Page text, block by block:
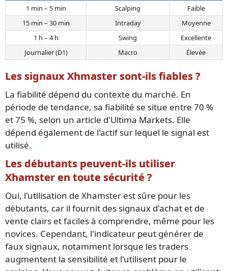
1 min – 5 min
Scalping
Faible
15 min – 30 min
Intraday
Moyenne
1 h – 4 h
Swing
Excellente
Journalier (D1)
Macro Élevée
Les signaux Xhmaster sont-ils fiables ?
La fiabilité dépend du contexte du marché. En
période de tendance, sa fiabilité se situe entre 70 %
et 75 %, selon un article d'Ultima Markets. Elle
dépend également de l'actif sur lequel le signal est
utilisé.
Les débutants peuvent-ils utiliser
Xhamster en toute sécurité ?
Oui, l'utilisation de Xhamster est sûre pour les
débutants, car il fournit des signaux d'achat et de
vente clairs et faciles à comprendre, même pour les
novices. Cependant, l'indicateur peut générer de
faux signaux, notamment lorsque les traders
augmentent la sensibilité et l'utilisent pour le